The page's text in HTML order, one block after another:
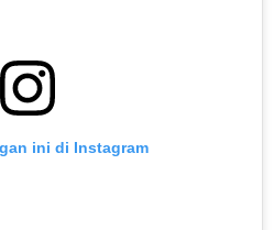
ini di Instagram